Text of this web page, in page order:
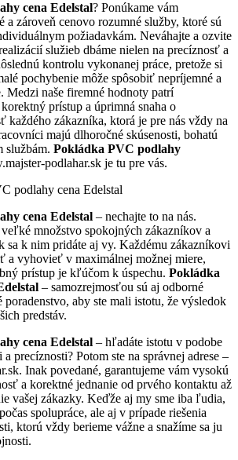
cena Edelstal? Ponúkame vám
a zároveň cenovo rozumné služby, ktoré sú
požiadavkám. Neváhajte a ozvite
služieb dbáme nielen na precíznosť a
kontrolu vykonanej práce, pretože si
pochybenie môže spôsobiť nepríjemné a
Medzi naše firemné hodnoty patrí
prístup a úprimná snaha o
každého zákazníka, ktorá je pre nás vždy na
majú dlhoročné skúsenosti, bohatú
službám. Pokládka PVC podlahy
podlahar.sk je tu pre vás.
cena Edelstal – nechajte to na nás.
množstvo spokojných zákazníkov a
sa k nim pridáte aj vy. Každému zákazníkovi
a vyhovieť v maximálnej možnej miere,
prístup je kľúčom k úspechu. Pokládka
– samozrejmosťou sú aj odborné
poradenstvo, aby ste mali istotu, že výsledok
predstáv.
cena Edelstal – hľadáte istotu v podobe
precíznosti? Potom ste na správnej adrese –
Inak povedané, garantujeme vám vysokú
a korektné jednanie od prvého kontaktu až
vašej zákazky. Keďže aj my sme iba ľudia,
spolupráce, ale aj v prípade riešenia
ktorú vždy berieme vážne a snažíme sa ju